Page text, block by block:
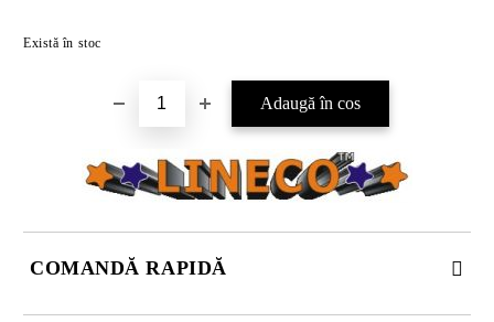
Există în stoc
COMANDĂ RAPIDĂ